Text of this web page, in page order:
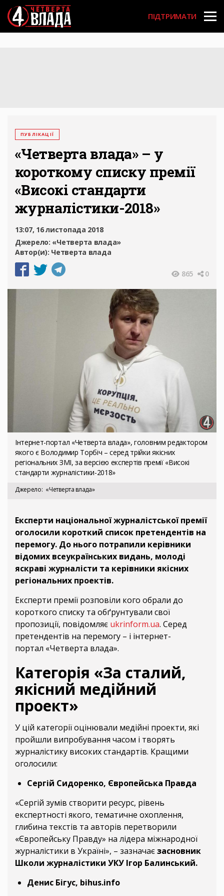
Перейти
до
основного
вмісту
User
account
ПІДТРИМАТИ
ПУБЛІКАЦІЇ
«Четверта влада» – у
короткому списку премії
«Високі стандарти
журналістики-2018»
13:07, 16 листопада 2018
Джерело: «Четверта влада»
Автор(и): Четверта влада
865 0
Інтернет-портал «Четверта влада», головним редактором
якого є Володимир Торбіч – серед трійки якісних
регіональних ЗМІ, за версією експертів премії «Високі
стандарти журналістики-2018»
Джерело «Четверта влада»
Експерти національної журналістської премії
оголосили короткий список претендентів на
перемогу. До нього потрапили керівники
відомих всеукраїнських видань, молоді
яскраві журналісти та керівники якісних
регіональних проектів.
Експерти премії розповіли кого обрали до
короткого списку та обґрунтували свої
пропозиції, повідомляє ukrinform.ua. Серед
претендентів на перемогу – і інтернет-
портал «Четверта влада».
Категорія «За сталий,
якісний медійний
проект»
У цій категорії оцінювали медійні проекти, які
пройшли випробування часом і творять
журналістику високих стандартів. Кращими
оголосили:
Сергій Сидоренко, Європейська Правда
«Сергій зумів створити ресурс, рівень
експертності якого, тематичне охоплення,
глибина текстів та авторів перетворили
«Європейську Правду» на лідера міжнародної
журналістики в Україні», – зазначаєзасновник
Школи журналістики УКУ Ігор Балинський.
Денис Бігус, bihus.info